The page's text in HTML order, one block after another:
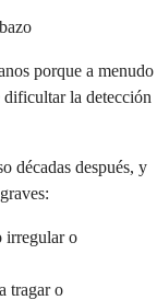
porque a menudo
dificultar la detección
décadas después, y
irregular o
tragar o